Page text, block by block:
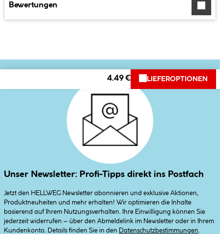
Bewertungen
4.49 € LIEFEROPTIONEN
Unser Newsletter: Profi-Tipps direkt ins Postfach
Jetzt den HELLWEG Newsletter abonnieren und exklusive Aktionen,
Produktneuheiten und mehr erhalten! Wir optimieren die Inhalte
basierend auf Ihrem Nutzungsverhalten. Ihre Einwilligung können Sie
jederzeit widerrufen – über den Abmeldelink im Newsletter oder in Ihrem
Kundenkonto. Details finden Sie in den
Datenschutzbestimmungen